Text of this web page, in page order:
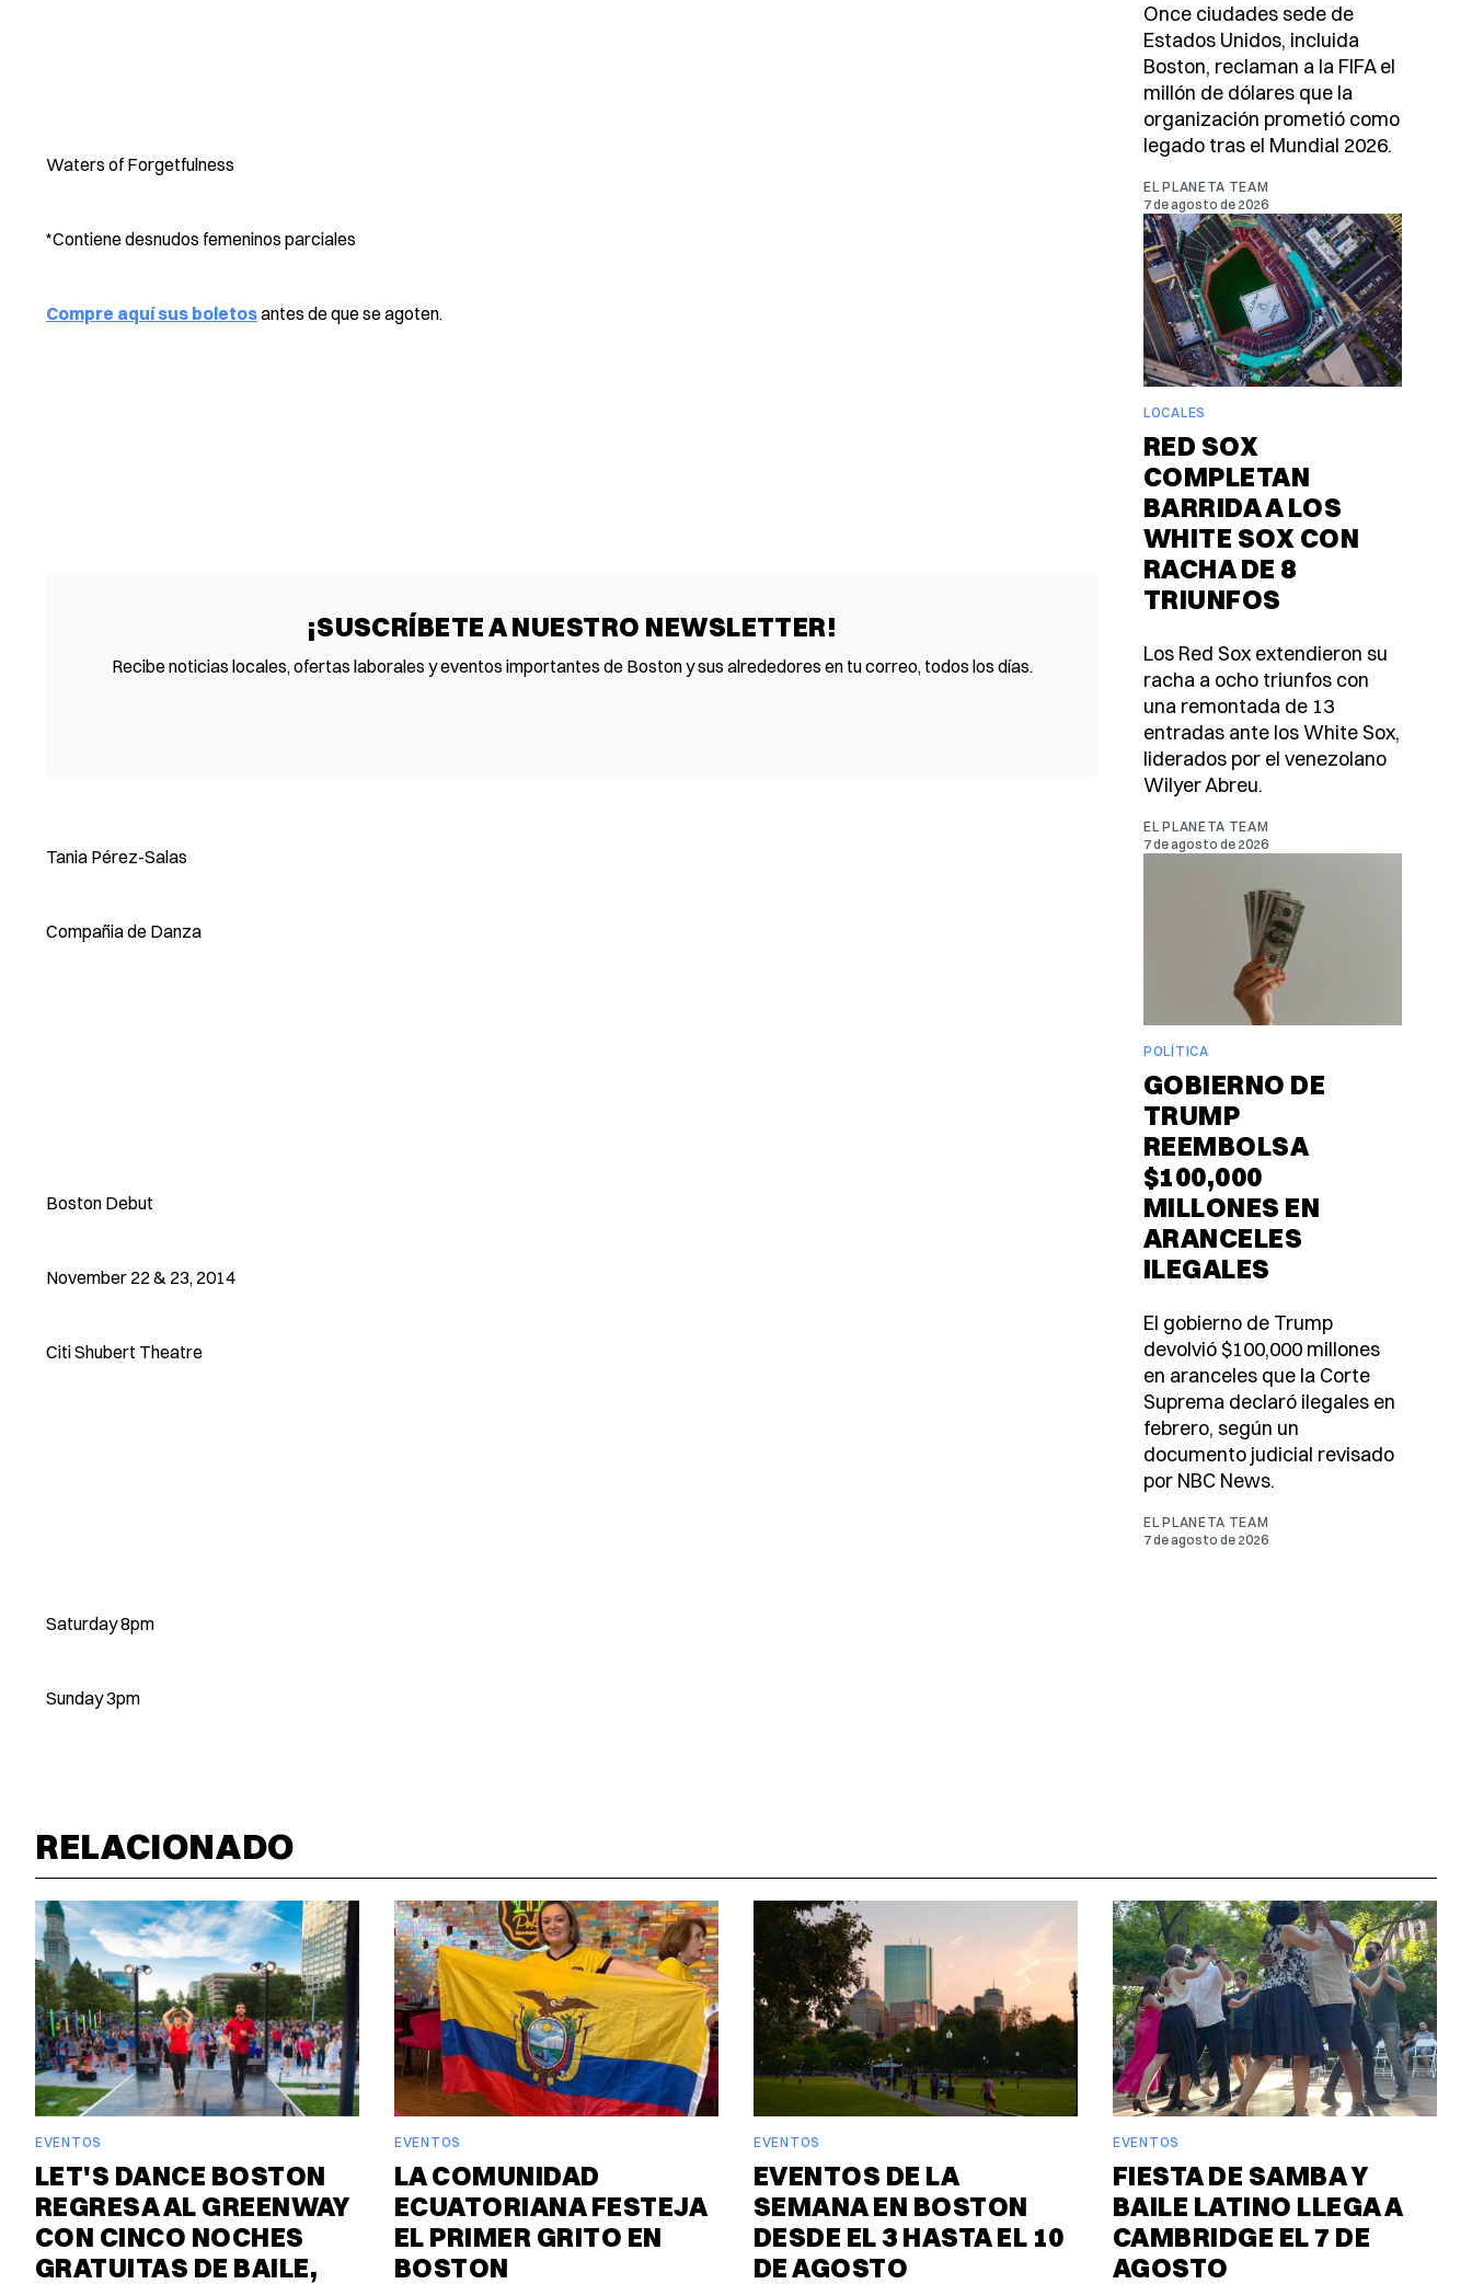
Waters of Forgetfulness
*Contiene desnudos femeninos parciales
Compre aquí sus boletosantes de que se agoten.
¡SUSCRÍBETE A NUESTRO NEWSLETTER!
Recibe noticias locales, ofertas laborales y eventos importantes de Boston y sus alrededores en tu correo, todos los días.
Tania Pérez-Salas
Compañia de Danza
Boston Debut
November 22 & 23, 2014
Citi Shubert Theatre
Saturday 8pm
Sunday 3pm
Once ciudades sede de
Estados Unidos, incluida
Boston, reclaman a la FIFA el
millón de dólares que la
organización prometió como
legado tras el Mundial 2026.
EL PLANETA TEAM
7 de agosto de 2026
LOCALES
RED SOX
COMPLETAN
BARRIDA A LOS
WHITE SOX CON
RACHA DE 8
TRIUNFOS
Los Red Sox extendieron su
racha a ocho triunfos con
una remontada de 13
entradas ante los White Sox,
liderados por el venezolano
Wilyer Abreu.
EL PLANETA TEAM
7 de agosto de 2026
POLÍTICA
GOBIERNO DE
TRUMP
REEMBOLSA
$100,000
MILLONES EN
ARANCELES
ILEGALES
El gobierno de Trump
devolvió $100,000 millones
en aranceles que la Corte
Suprema declaró ilegales en
febrero, según un
documento judicial revisado
por NBC News.
EL PLANETA TEAM
7 de agosto de 2026
RELACIONADO
EVENTOS
LET'S DANCE BOSTON
REGRESA AL GREENWAY
CON CINCO NOCHES
GRATUITAS DE BAILE,
EVENTOS
LA COMUNIDAD
ECUATORIANA FESTEJA
EL PRIMER GRITO EN
BOSTON
EVENTOS
EVENTOS DE LA
SEMANA EN BOSTON
DESDE EL 3 HASTA EL 10
DE AGOSTO
EVENTOS
FIESTA DE SAMBA Y
BAILE LATINO LLEGA A
CAMBRIDGE EL 7 DE
AGOSTO